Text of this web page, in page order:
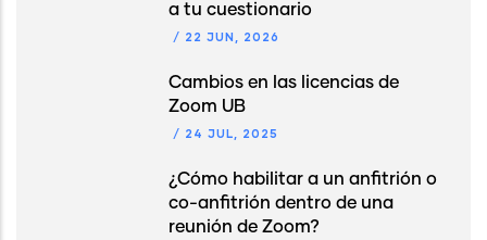
a tu cuestionario
/ 22 JUN, 2026
Cambios en las licencias de
Zoom UB
/ 24 JUL, 2025
¿Cómo habilitar a un anfitrión o
co-anfitrión dentro de una
reunión de Zoom?